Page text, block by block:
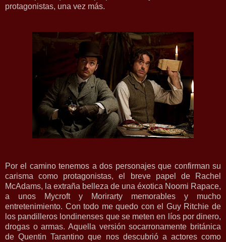
protagonistas, una vez más.
Por el camino tenemos a dos personajes que confirman su
carisma como protagonistas, el breve papel de Rachel
McAdams, la extraña belleza de una éxotica Noomi Rapace,
a unos Mycroft y Morirarty memorables y mucho
entretenimiento. Con todo me quedo con el Guy Ritchie de
los pandilleros londinenses que se meten en líos por dinero,
drogas o armas. Aquella versión socarronamente británica
de Quentin Tarantino que nos descubrió a actores como